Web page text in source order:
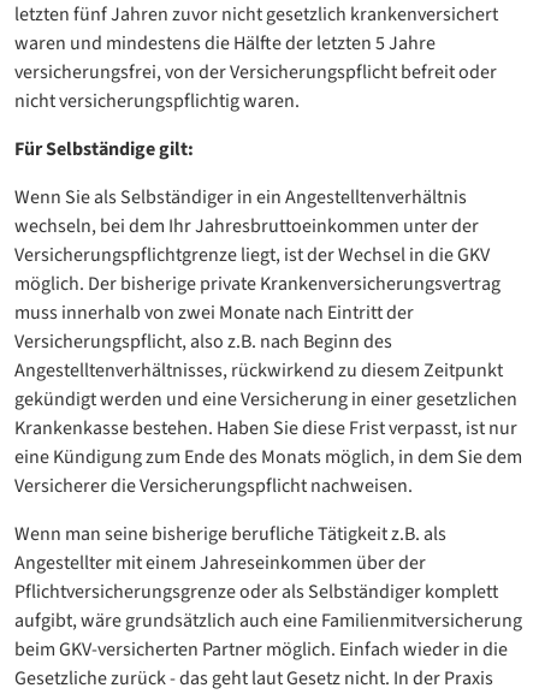
letzten fünf Jahren zuvor nicht gesetzlich krankenversichert
waren und mindestens die Hälfte der letzten 5 Jahre
versicherungsfrei, von der Versicherungspflicht befreit oder
nicht versicherungspflichtig waren.
Für Selbständige gilt:
Wenn Sie als Selbständiger in ein Angestelltenverhältnis
wechseln, bei dem Ihr Jahresbruttoeinkommen unter der
Versicherungspflichtgrenze liegt, ist der Wechsel in die GKV
möglich. Der bisherige private Krankenversicherungsvertrag
muss innerhalb von zwei Monate nach Eintritt der
Versicherungspflicht, also z.B. nach Beginn des
Angestelltenverhältnisses, rückwirkend zu diesem Zeitpunkt
gekündigt werden und eine Versicherung in einer gesetzlichen
Krankenkasse bestehen. Haben Sie diese Frist verpasst, ist nur
eine Kündigung zum Ende des Monats möglich, in dem Sie dem
Versicherer die Versicherungspflicht nachweisen.
Wenn man seine bisherige berufliche Tätigkeit z.B. als
Angestellter mit einem Jahreseinkommen über der
Pflichtversicherungsgrenze oder als Selbständiger komplett
aufgibt, wäre grundsätzlich auch eine Familienmitversicherung
beim GKV-versicherten Partner möglich. Einfach wieder in die
Gesetzliche zurück - das geht laut Gesetz nicht. In der Praxis